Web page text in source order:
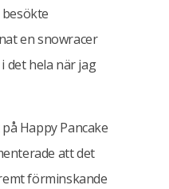
besökte
en snowracer
det hela när jag
Happy Pancake
att det
förminskande